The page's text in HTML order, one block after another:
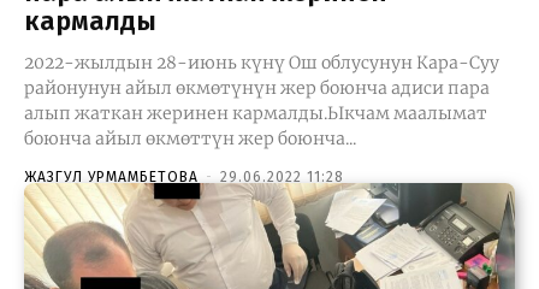
кармалды
2022-жылдын 28-июнь күнү Ош облусунун Кара-Суу
районунун айыл өкмөтүнүн жер боюнча адиси пара
алып жаткан жеринен кармалды.Ыкчам маалымат
боюнча айыл өкмөттүн жер боюнча...
ЖАЗГУЛ УРМАМБЕТОВА - 29.06.2022 11:28